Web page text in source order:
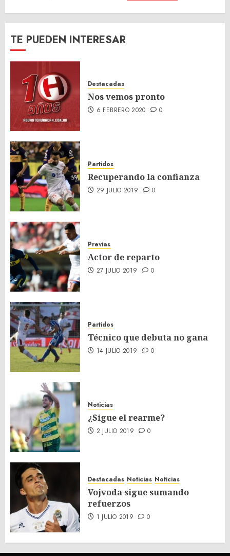
TE PUEDEN INTERESAR
Destacadas
Nos vemos pronto
6 FEBRERO 2020 0
Partidos
Recuperando la confianza
29 JULIO 2019 0
Previas
Actor de reparto
27 JULIO 2019 0
Partidos
Técnico que debuta no gana
14 JULIO 2019 0
Noticias
¿Sigue el rearme?
2 JULIO 2019 0
Destacadas Noticias Noticias
Vojvoda sigue sumando
refuerzos
1 JULIO 2019 0